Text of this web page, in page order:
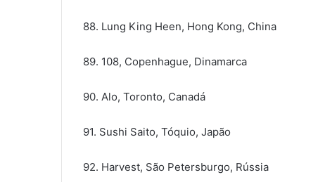
88. Lung King Heen, Hong Kong, China
89. 108, Copenhague, Dinamarca
90. Alo, Toronto, Canadá
91. Sushi Saito, Tóquio, Japão
92. Harvest, São Petersburgo, Rússia